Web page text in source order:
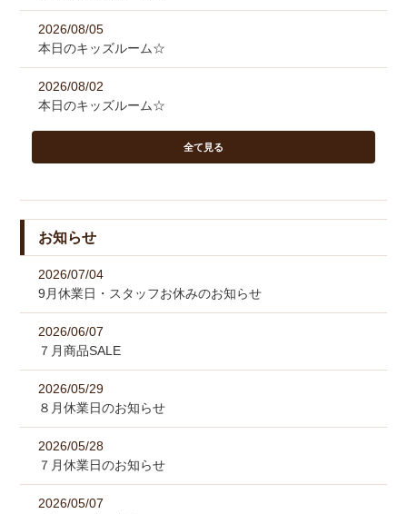
2026/08/05
本日のキッズルーム☆
2026/08/02
本日のキッズルーム☆
全て見る
お知らせ
2026/07/04
9月休業日・スタッフお休みのお知らせ
2026/06/07
７月商品SALE
2026/05/29
８月休業日のお知らせ
2026/05/28
７月休業日のお知らせ
2026/05/07